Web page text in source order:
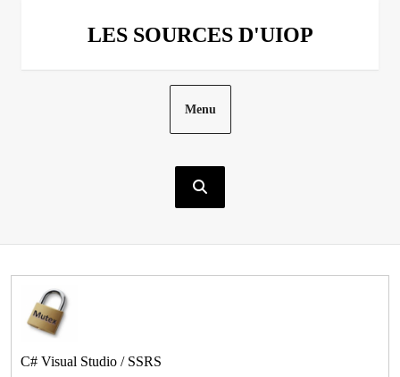
LES SOURCES D'UIOP
Menu
C# Visual Studio / SSRS